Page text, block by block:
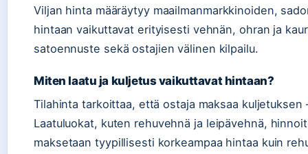
Viljan hinta määräytyy maailmanmarkkinoiden,
hintaan vaikuttavat erityisesti vehnän, ohran ja
satoennuste sekä ostajien välinen kilpailu.
Miten laatu ja kuljetus vaikuttavat hintaan?
Tilahinta tarkoittaa, että ostaja maksaa
Laatuluokat, kuten rehuvehnä ja leipävehnä,
maksetaan tyypillisesti korkeampaa hintaa kuin